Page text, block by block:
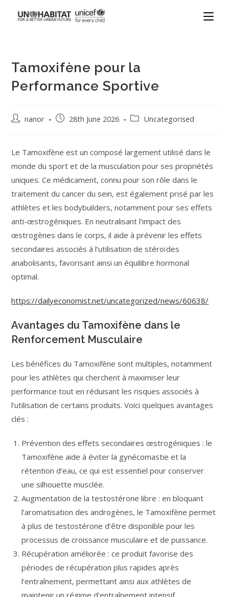
Tamoxifène pour la
Performance Sportive
nanor 28th June 2026 Uncategorised
Le Tamoxifène est un composé largement utilisé dans le
monde du sport et de la musculation pour ses propriétés
uniques. Ce médicament, connu pour son rôle dans le
traitement du cancer du sein, est également prisé par les
athlètes et les bodybuilders, notamment pour ses effets
anti-œstrogéniques. En neutralisant l’impact des
œstrogènes dans le corps, il aide à prévenir les effets
secondaires associés à l’utilisation de stéroïdes
anabolisants, favorisant ainsi un équilibre hormonal
optimal.
https://dailyeconomist.net/uncategorized/news/60638/
Avantages du Tamoxifène dans le
Renforcement Musculaire
Les bénéfices du Tamoxifène sont multiples, notamment
pour les athlètes qui cherchent à maximiser leur
performance tout en réduisant les risques associés à
l’utilisation de certains produits. Voici quelques avantages
clés :
Prévention des effets secondaires œstrogéniques : le
Tamoxifène aide à éviter la gynécomastie et la
rétention d’eau, ce qui est essentiel pour conserver
une silhouette musclée.
Augmentation de la testostérone libre : en bloquant
l’aromatisation des androgènes, le Tamoxifène permet
à plus de testostérone d’être disponible pour les
processus de croissance musculaire et de puissance.
Récupération améliorée : ce produit favorise des
périodes de récupération plus rapides après
l’entraînement, permettant ainsi aux athlètes de
maintenir un régime d’entraînement intensif.